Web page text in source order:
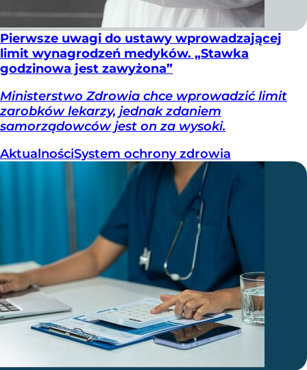
Pierwsze uwagi do ustawy wprowadzającej
limit wynagrodzeń medyków. „Stawka
godzinowa jest zawyżona”
Ministerstwo Zdrowia chce wprowadzić limit
zarobków lekarzy, jednak zdaniem
samorządowców jest on za wysoki.
AktualnościSystem ochrony zdrowia